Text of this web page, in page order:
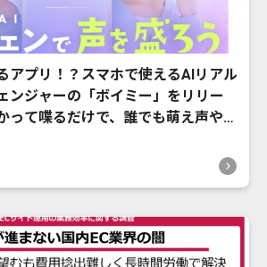
アプリ！？スマホで使えるAIリアル
ンジャーの「ボイミー」をリリー
って喋るだけで、誰でも萌え声やイ
が可能に。